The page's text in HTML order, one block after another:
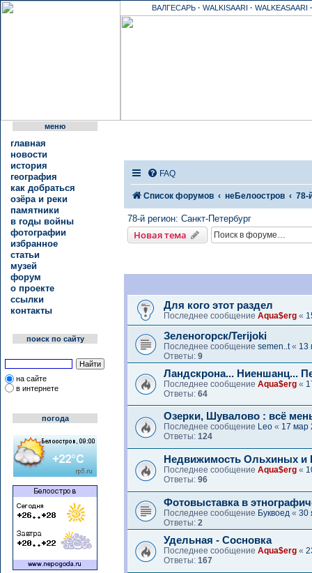
ВАЛГЕСАРЬ · WALKISAARI · WALKEASAARI ·
меню
главная
новости
история
география
как добраться
озёра и реки
памятники
в годы войны
фотографии
избранное
статьи
музей
форум
о проекте
ссылки
контакты
поиск по сайту
на сайте
в интернете
погода
FAQ
Список форумов неБелоостров 78-
78-й регион: Санкт-Петербург
Новая тема
Для кого этот раздел
Последнее сообщение Aqua$erg «
Зеленогорск/Terijoki
Последнее сообщение semen..t« 13
Ответы: 9
Ландскрона... Ниеншанц...
Последнее сообщение Aqua$erg «
Ответы: 64
Озерки, Шувалово : всё
Последнее сообщение Leo « 17 мар
Ответы: 124
Недвижимость Ольхиных и
Последнее сообщение Aqua$erg «
Ответы: 96
Фотовыставка в
Последнее сообщение Буквоед « 30
Ответы: 2
Удельная - Сосновка
Последнее сообщение Aqua$erg «
Ответы: 167